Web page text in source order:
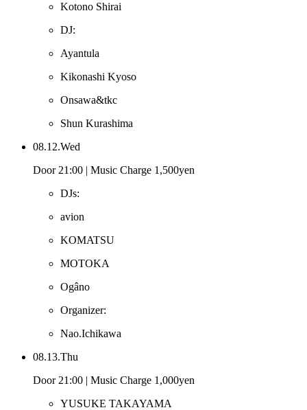
Kotono Shirai
DJ:
Ayantula
Kikonashi Kyoso
Onsawa&tkc
Shun Kurashima
08.12.Wed
Door 21:00 | Music Charge 1,500yen
DJs:
avion
KOMATSU
MOTOKA
Ogâno
Organizer:
Nao.Ichikawa
08.13.Thu
Door 21:00 | Music Charge 1,000yen
YUSUKE TAKAYAMA